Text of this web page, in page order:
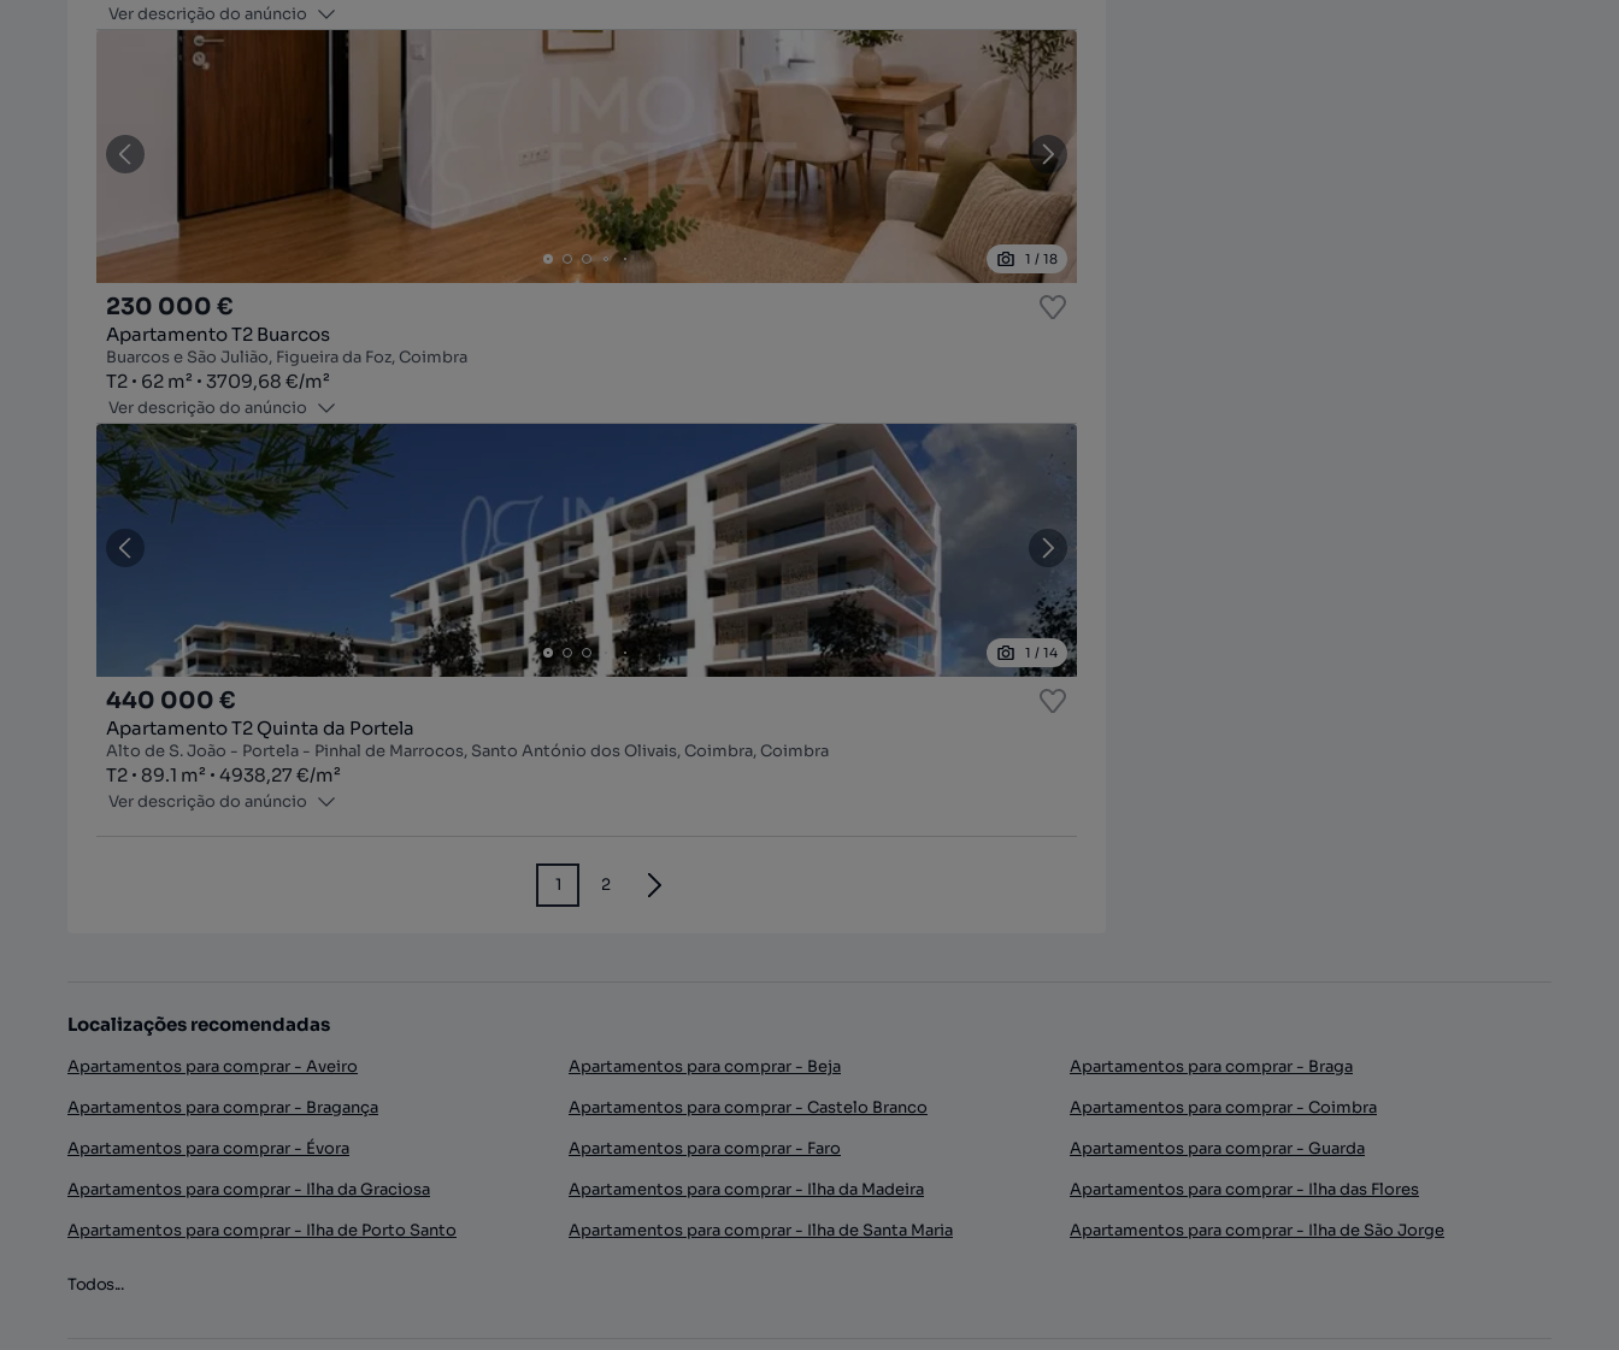
Ver descrição do anúncio
1 /18
230 000 €
Apartamento T2 Buarcos
Buarcos e São Julião, Figueira da Foz, Coimbra
Tipologia
T2
Zona62 m²
Preço por metro quadrado
3709,68 €/m²
Ver descrição do anúncio
1 /14
440 000 €
Apartamento T2 Quinta da Portela
Alto de S. João - Portela - Pinhal de Marrocos, Santo António dos Olivais, Coimbra, Coimbra
Tipologia
T2
Zona89.1 m²
Preço por metro quadrado
4938,27 €/m²
Ver descrição do anúncio
1 2
Localizações recomendadas
Apartamentos para comprar - Aveiro Apartamentos para comprar - Beja
Apartamentos para comprar - Braga
Apartamentos para comprar - Bragança
Apartamentos para comprar - Castelo Branco
Apartamentos para comprar - Coimbra
Apartamentos para comprar - Évora
Apartamentos para comprar - Faro
Apartamentos para comprar - Guarda
Apartamentos para comprar - Ilha da Graciosa
Apartamentos para comprar - Ilha da Madeira
Apartamentos para comprar - Ilha das Flores
Apartamentos para comprar - Ilha de Porto Santo
Apartamentos para comprar - Ilha de Santa Maria Apartamentos para comprar - Ilha de São Jorge
Todos...